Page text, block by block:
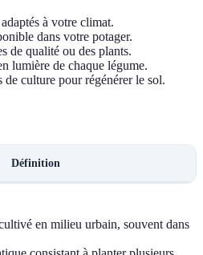
à votre climat.
dans votre potager.
de qualité ou des plants.
lumière de chaque légume.
culture pour régénérer le sol.
Définition
en milieu urbain, souvent dans